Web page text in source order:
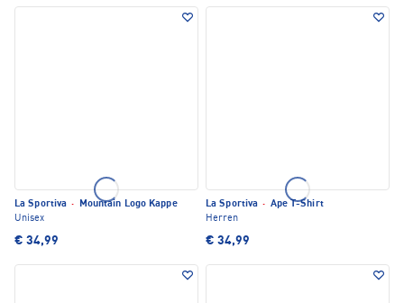
La Sportiva ·
Mountain Logo Kappe
Unisex
€ 34,99
La Sportiva · Ape T-Shirt
Herren
€ 34,99